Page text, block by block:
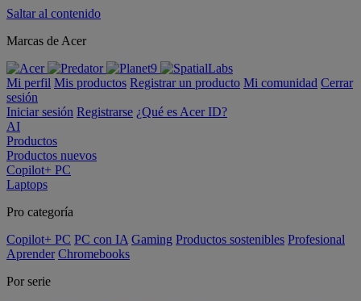
Saltar al contenido
Marcas de Acer
Mi perfil Mis productos Registrar un producto Mi comunidad Cerrar
sesión
Iniciar sesión Registrarse ¿Qué es Acer ID?
AI
Productos
Productos nuevos
Copilot+ PC
Laptops
Pro categoría
Copilot+ PC PC con IA Gaming Productos sostenibles Profesional
Aprender Chromebooks
Por serie